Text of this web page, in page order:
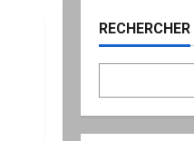
RECHERCHER